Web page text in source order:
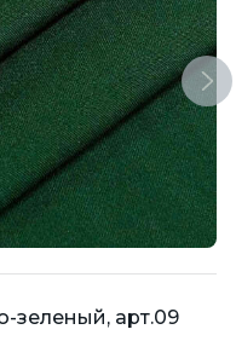
зеленый, арт.09